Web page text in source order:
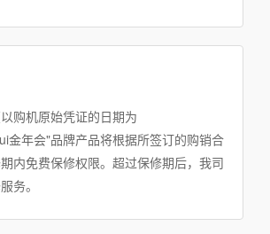
购机原始凭证的日期为
金年会"品牌产品将根据所签订的购销合
内免费保修权限。超过保修期后，我司
务。